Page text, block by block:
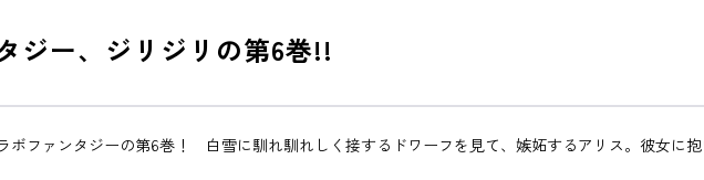
ジー、ジリジリの第6巻!!
ボファンタジーの第6巻！ 白雪に馴れ馴れしく接するドワーフを見て、嫉妬するアリス。彼女に